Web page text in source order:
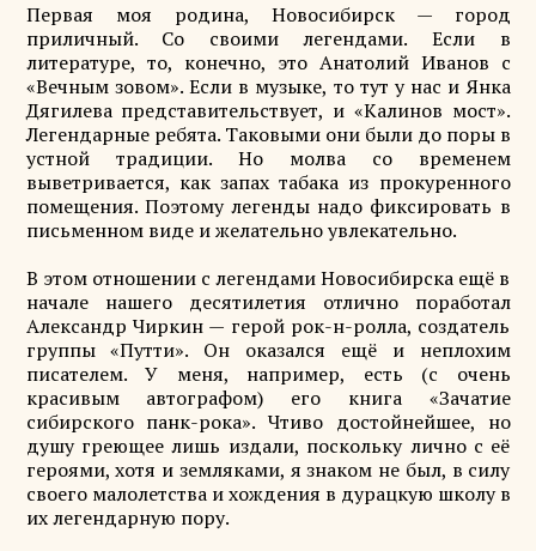
Первая моя родина, Новосибирск — город
приличный. Со своими легендами. Если в
литературе, то, конечно, это Анатолий Иванов с
«Вечным зовом». Если в музыке, то тут у нас и Янка
Дягилева представительствует, и «Калинов мост».
Легендарные ребята. Таковыми они были до поры в
устной традиции. Но молва со временем
выветривается, как запах табака из прокуренного
помещения. Поэтому легенды надо фиксировать в
письменном виде и желательно увлекательно.
В этом отношении с легендами Новосибирска ещё в
начале нашего десятилетия отлично поработал
Александр Чиркин — герой рок-н-ролла, создатель
группы «Путти». Он оказался ещё и неплохим
писателем. У меня, например, есть (с очень
красивым автографом) его книга «Зачатие
сибирского панк-рока». Чтиво достойнейшее, но
душу греющее лишь издали, поскольку лично с её
героями, хотя и земляками, я знаком не был, в силу
своего малолетства и хождения в дурацкую школу в
их легендарную пору.